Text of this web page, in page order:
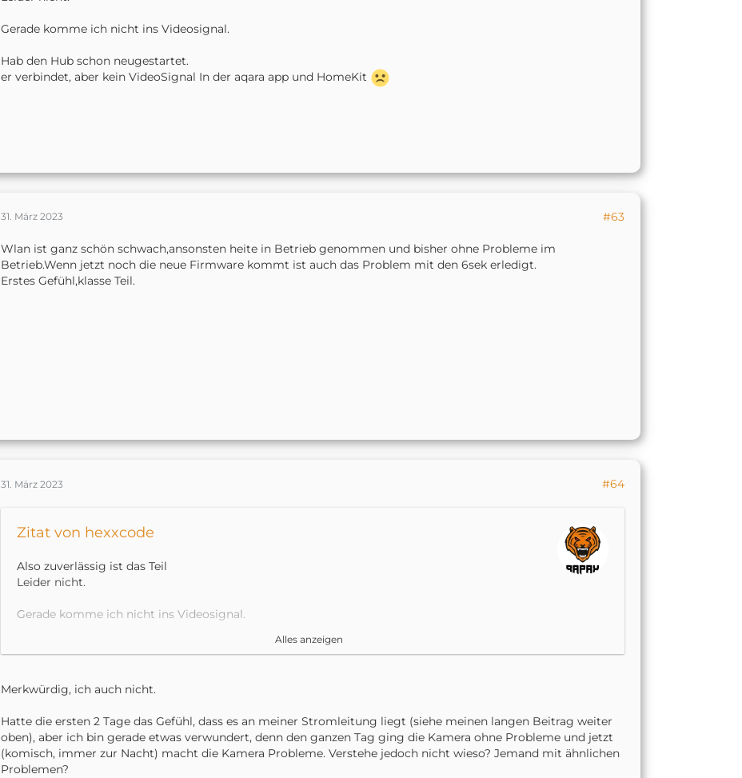
Gerade komme ich nicht ins Videosignal.
Hab den Hub schon neugestartet.
er verbindet, aber kein VideoSignal In der aqara app und HomeKit
31. März 2023 #63
Wlan ist ganz schön schwach,ansonsten heite in Betrieb genommen und bisher ohne Probleme im
Betrieb.Wenn jetzt noch die neue Firmware kommt ist auch das Problem mit den 6sek erledigt.
Erstes Gefühl,klasse Teil.
31. März 2023 #64
Zitat von hexxcode
Also zuverlässig ist das Teil
Leider nicht.
Gerade komme ich nicht ins Videosignal.
Alles anzeigen
Merkwürdig, ich auch nicht.
Hatte die ersten 2 Tage das Gefühl, dass es an meiner Stromleitung liegt (siehe meinen langen Beitrag weiter
oben), aber ich bin gerade etwas verwundert, denn den ganzen Tag ging die Kamera ohne Probleme und jetzt
(komisch, immer zur Nacht) macht die Kamera Probleme. Verstehe jedoch nicht wieso? Jemand mit ähnlichen
Problemen?